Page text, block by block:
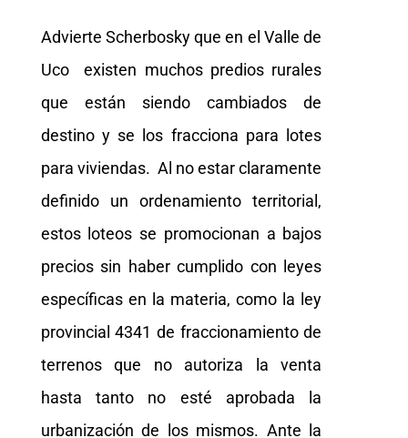
Advierte Scherbosky que en el Valle de
Uco existen muchos predios rurales
que están siendo cambiados de
destino y se los fracciona para lotes
para viviendas. Al no estar claramente
definido un ordenamiento territorial,
estos loteos se promocionan a bajos
precios sin haber cumplido con leyes
específicas en la materia, como la ley
provincial 4341 de fraccionamiento de
terrenos que no autoriza la venta
hasta tanto no esté aprobada la
urbanización de los mismos. Ante la